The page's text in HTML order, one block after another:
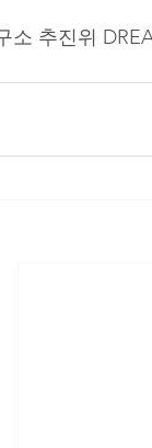
소 추진위